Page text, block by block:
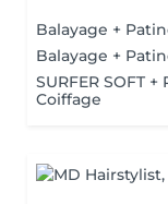
Balayage +
Balayage +
SURFER SOFT
Coiffage